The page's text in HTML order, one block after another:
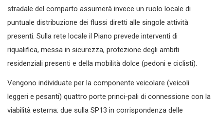
stradale del comparto assumerà invece un ruolo locale di
puntuale distribuzione dei flussi diretti alle singole attività
presenti. Sulla rete locale il Piano prevede interventi di
riqualifica, messa in sicurezza, protezione degli ambiti
residenziali presenti e della mobilità dolce (pedoni e ciclisti).
Vengono individuate per la componente veicolare (veicoli
leggeri e pesanti) quattro porte princi-pali di connessione con la
viabilità esterna: due sulla SP13 in corrispondenza delle